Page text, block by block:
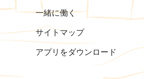
一緒に働く
サイトマップ
アプリをダウンロード